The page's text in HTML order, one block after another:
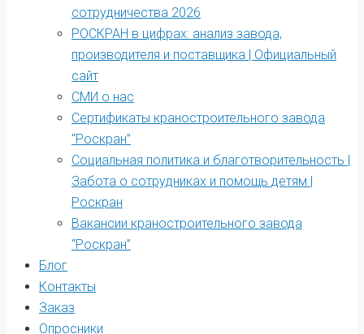
сотрудничества 2026
РОСКРАН в цифрах: анализ завода,
производителя и поставщика | Официальный
сайт
СМИ о нас
Сертификаты краностроительного завода
“Роскран”
Социальная политика и благотворительность |
Забота о сотрудниках и помощь детям |
Роскран
Вакансии краностроительного завода
“Роскран”
Блог
Контакты
Заказ
Опросники